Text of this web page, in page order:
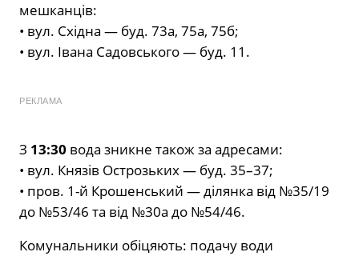
мешканців:
• вул. Східна — буд. 73а, 75а, 75б;
• вул. Івана Садовського — буд. 11.
РЕКЛАМА
З 13:30 вода зникне також за адресами:
• вул. Князів Острозьких — буд. 35–37;
• пров. 1-й Крошенський — ділянка від №35/19
до №53/46 та від №30а до №54/46.
Комунальники обіцяють: подачу води